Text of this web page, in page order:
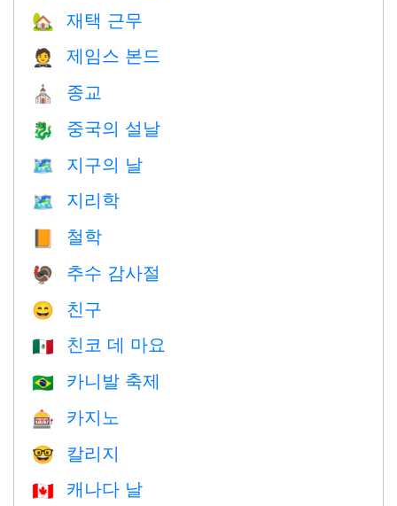
🏡 재택 근무
🤵 제임스 본드
⛪️ 종교
🐉 중국의 설날
🗺️ 지구의 날
🗺 지리학
📙 철학
🦃 추수 감사절
😄 친구
🇲🇽 친코 데 마요
🇧🇷 카니발 축제
🎰 카지노
🤓 칼리지
🇨🇦 캐나다 날